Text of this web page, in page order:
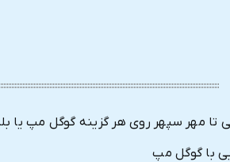
تا مهر سپهر روی هر گزینه گوگل مپ یا
با گوگل مپ